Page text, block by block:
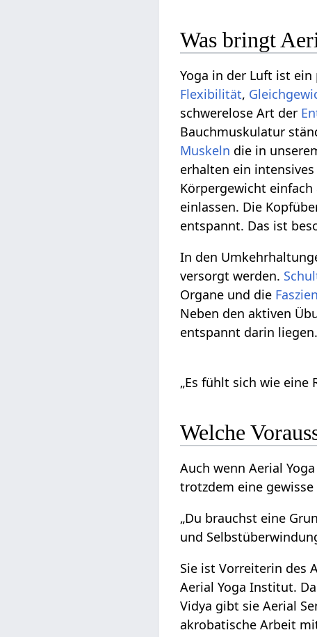
Was bringt
Yoga in der Luft ist
Flexibilität,
schwerelose Art der
Bauchmuskulatur
Muskeln die in
erhalten ein
Körpergewicht
einlassen. Die
entspannt. Das ist
In den
versorgt werden.
Organe und die Faszien
Neben den aktiven
entspannt darin
„Es fühlt sich wie eine
Welche
Auch wenn Aerial
trotzdem eine
„Du brauchst eine
und
Sie ist Vorreiterin des
Aerial Yoga Institut.
Vidya gibt sie Aerial
akrobatische Arbeit